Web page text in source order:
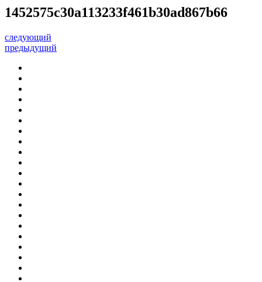
1452575c30a113233f461b30ad867b66
следующий
предыдущий